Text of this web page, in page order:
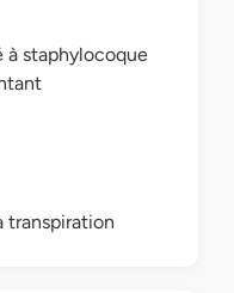
à staphylocoque
transpiration